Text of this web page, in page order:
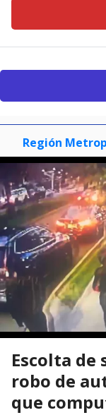
Región
Escolta
robo de
que